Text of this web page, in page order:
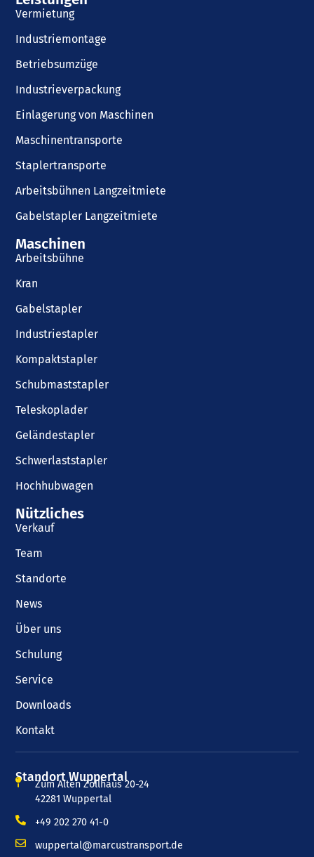
Vermietung
Industriemontage
Betriebsumzüge
Industrieverpackung
Einlagerung von Maschinen
Maschinentransporte
Staplertransporte
Arbeitsbühnen Langzeitmiete
Gabelstapler Langzeitmiete
Maschinen
Arbeitsbühne
Kran
Gabelstapler
Industriestapler
Kompaktstapler
Schubmaststapler
Teleskoplader
Geländestapler
Schwerlaststapler
Hochhubwagen
Nützliches
Verkauf
Team
Standorte
News
Über uns
Schulung
Service
Downloads
Kontakt
Standort Wuppertal
Zum Alten Zollhaus 20-24
42281 Wuppertal
+49 202 270 41-0
wuppertal@marcustransport.de